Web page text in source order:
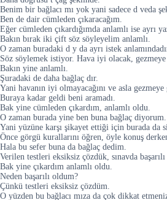
Benim bir bağlacı mı yok yani sadece d veda
Ben de dair cümleden çıkaracağım.
Eğer cümleden çıkardığımda anlamlı ise ayrı
Bakın bırak iki çift söz söyleyelim anlamlı.
O zaman buradaki d y da ayrı istek
Söz söylemek istiyor. Hava iyi olacak,
Bakın yine anlamlı.
Şuradaki de daha bağlaç dır.
Yani havanın iyi olmayacağını ve asla
Buraya kadar geldi beni aramadı.
Bak yine cümleden çıkardım, anlamlı oldu.
O zaman burada yine ben buna bağlaç diyorum.
Yani yüzüne karşı şikayet ettiği için burada da
Önce görgü kurallarını öğren, öyle konuş
Hala bu sefer buna da bağlaç dedim.
Verilen testleri eksiksiz çözdük, sınavda
Bak yine çıkardım anlamlı oldu.
Neden başarılı oldum?
Çünkü testleri eksiksiz çözdüm.
O yüzden bu bağlacı mıza da çok dikkat